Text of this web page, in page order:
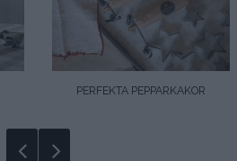
PERFEKTA PEPPARKAKOR